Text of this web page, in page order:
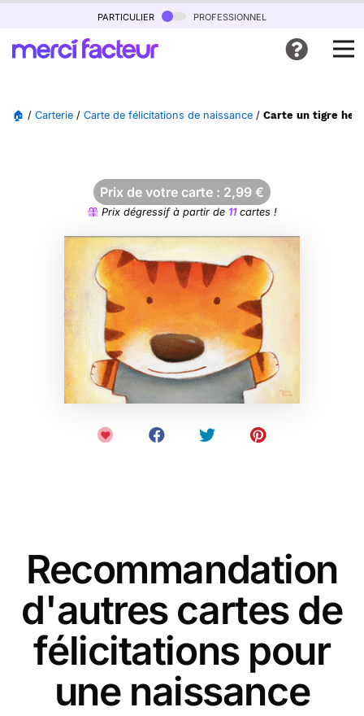
particulier professionnel
🏠 / Carterie / Carte de félicitations de naissance / Carte un tigre
Prix de votre carte : 2,99 €
Prix dégressif à partir de 11cartes !
Recommandation
d'autres cartes de
félicitations pour
une naissance